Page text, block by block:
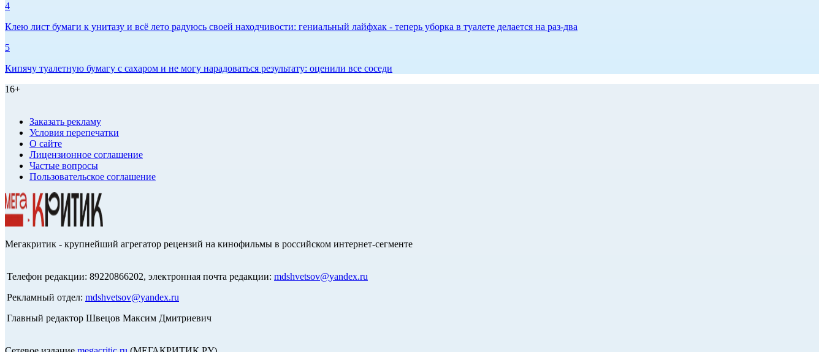
4
Клею лист бумаги к унитазу и всё лето радуюсь своей находчивости: гениальный лайфхак - теперь уборка в туалете делается на раз-два
5
Кипячу туалетную бумагу с сахаром и не могу нарадоваться результату: оценили все соседи
16+
Заказать рекламу
Условия перепечатки
О сайте
Лицензионное соглашение
Частые вопросы
Пользовательское соглашение
Мегакритик - крупнейший агрегатор рецензий на кинофильмы в российском интернет-сегменте
Телефон редакции: 89220866202, электронная почта редакции: mdshvetsov@yandex.ru
Рекламный отдел: mdshvetsov@yandex.ru
Главный редактор Швецов Максим Дмитриевич